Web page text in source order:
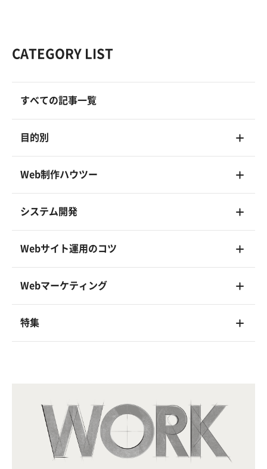
CATEGORY LIST
すべての記事一覧
目的別
Web制作ハウツー
システム開発
Webサイト運用のコツ
Webマーケティング
特集